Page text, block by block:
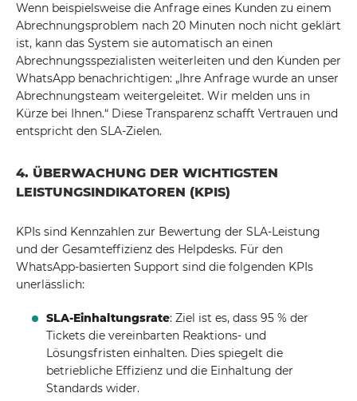
Wenn beispielsweise die Anfrage eines Kunden zu einem
Abrechnungsproblem nach 20 Minuten noch nicht geklärt
ist, kann das System sie automatisch an einen
Abrechnungsspezialisten weiterleiten und den Kunden per
WhatsApp benachrichtigen: „Ihre Anfrage wurde an unser
Abrechnungsteam weitergeleitet. Wir melden uns in
Kürze bei Ihnen.“ Diese Transparenz schafft Vertrauen und
entspricht den SLA-Zielen.
4. ÜBERWACHUNG DER WICHTIGSTEN
LEISTUNGSINDIKATOREN (KPIS)
KPIs sind Kennzahlen zur Bewertung der SLA-Leistung
und der Gesamteffizienz des Helpdesks. Für den
WhatsApp-basierten Support sind die folgenden KPIs
unerlässlich:
SLA-Einhaltungsrate: Ziel ist es, dass 95 % der
Tickets die vereinbarten Reaktions- und
Lösungsfristen einhalten. Dies spiegelt die
betriebliche Effizienz und die Einhaltung der
Standards wider.